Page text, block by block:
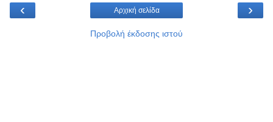
‹ ›
Αρχική σελίδα
Προβολή έκδοσης ιστού